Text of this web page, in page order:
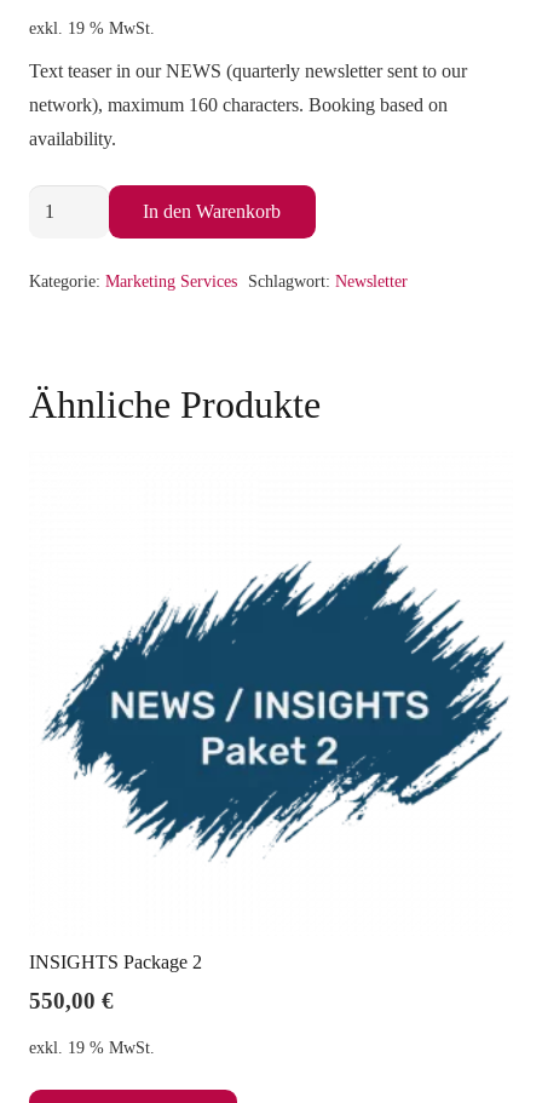
exkl. 19 % MwSt.
Text teaser in our NEWS (quarterly newsletter sent to our
network), maximum 160 characters. Booking based on
availability.
NEWS
In den Warenkorb
Kategorie: Marketing Services Schlagwort: Newsletter
Ähnliche Produkte
INSIGHTS Package 2
550,00 €
exkl. 19 % MwSt.